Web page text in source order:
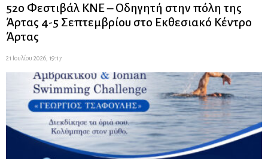
52ο Φεστιβάλ ΚΝΕ – Οδηγητή στην πόλη της
Άρτας 4-5 Σεπτεμβρίου στο Εκθεσιακό Κέντρο
Άρτας
21 Ιουλίου 2026, 19:17